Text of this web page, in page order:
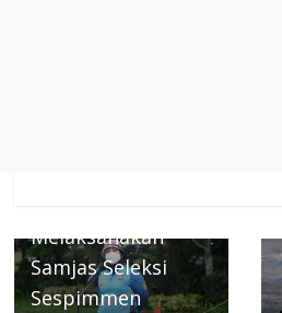
Melaksanakan
Samjas Seleksi
Sespimmen